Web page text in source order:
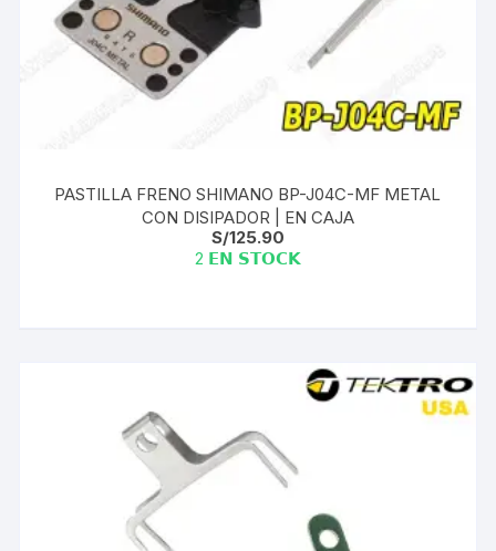
PASTILLA FRENO SHIMANO BP-J04C-MF METAL
CON DISIPADOR | EN CAJA
S/125.90
2 𝗘𝗡 𝗦𝗧𝗢𝗖𝗞